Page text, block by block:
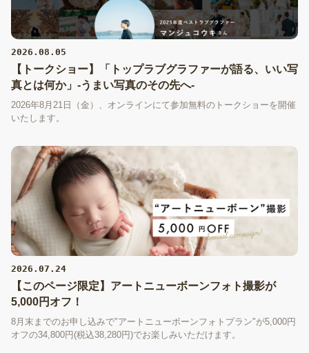
2026.08.05
【トークショー】「トップラブグラファーが語る、いい写
真とは何か」-うまい写真のその先へ-
2026年8月21日（金）、オンラインにて参加無料のトークショーを開催
いたします。
2026.07.24
【このページ限定】アートニューボーンフォト撮影が
5,000円オフ！
8月末までのお申し込みで"アートニューボーンフォトプラン"が5,000円
オフの34,800円(税込38,280円)でお楽しみいただけます。